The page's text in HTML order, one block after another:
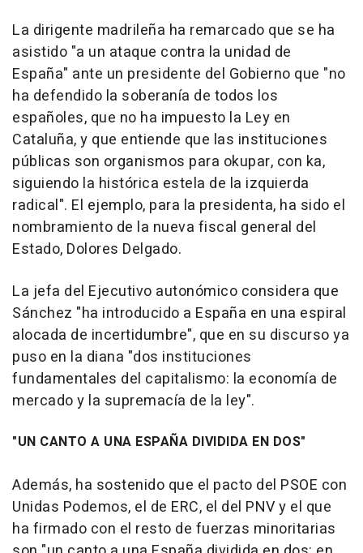
La dirigente madrileña ha remarcado que se ha
asistido "a un ataque contra la unidad de
España" ante un presidente del Gobierno que "no
ha defendido la soberanía de todos los
españoles, que no ha impuesto la Ley en
Cataluña, y que entiende que las instituciones
públicas son organismos para okupar, con ka,
siguiendo la histórica estela de la izquierda
radical". El ejemplo, para la presidenta, ha sido el
nombramiento de la nueva fiscal general del
Estado, Dolores Delgado.
La jefa del Ejecutivo autonómico considera que
Sánchez "ha introducido a España en una espiral
alocada de incertidumbre", que en su discurso ya
puso en la diana "dos instituciones
fundamentales del capitalismo: la economía de
mercado y la supremacía de la ley".
"UN CANTO A UNA ESPAÑA DIVIDIDA EN DOS"
Además, ha sostenido que el pacto del PSOE con
Unidas Podemos, el de ERC, el del PNV y el que
ha firmado con el resto de fuerzas minoritarias